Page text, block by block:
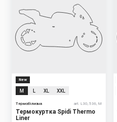
New
M XL XXL
Термобілизна art. L30, 536, M
Термокуртка Spidi Thermo
Liner